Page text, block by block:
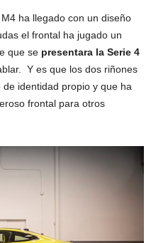
ha llegado con un diseño
el frontal ha jugado un
que se presentara la Serie 4
Y es que los dos riñones
identidad propio y que ha
frontal para otros